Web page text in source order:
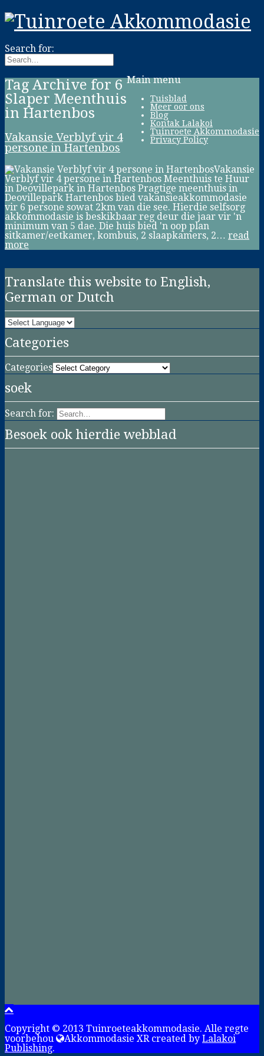
Main menu
Tuisblad
Meer oor ons
Blog
Kontak Lalakoi
Tuinroete Akkommodasie
Privacy Policy
Search for:
Tag Archive for 6
Slaper Meenthuis
in Hartenbos
Vakansie Verblyf vir 4
persone in Hartenbos
Vakansie
Verblyf vir 4 persone in Hartenbos Meenthuis te Huur
in Deovillepark in Hartenbos Pragtige meenthuis in
Deovillepark Hartenbos bied vakansieakkommodasie
vir 6 persone sowat 2km van die see. Hierdie selfsorg
akkommodasie is beskikbaar reg deur die jaar vir 'n
minimum van 5 dae. Die huis bied 'n oop plan
sitkamer/eetkamer, kombuis, 2 slaapkamers, 2… read
more
Translate this website to English,
German or Dutch
Categories
Categories
soek
Search for:
Besoek ook hierdie webblad
Copyright © 2013 Tuinroeteakkommodasie. Alle regte
voorbehou
Akkommodasie XR created by Lalakoi
Publishing.